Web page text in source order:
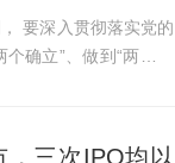
要深入贯彻落实党的
确立”、做到“两个维
三次IPO均以